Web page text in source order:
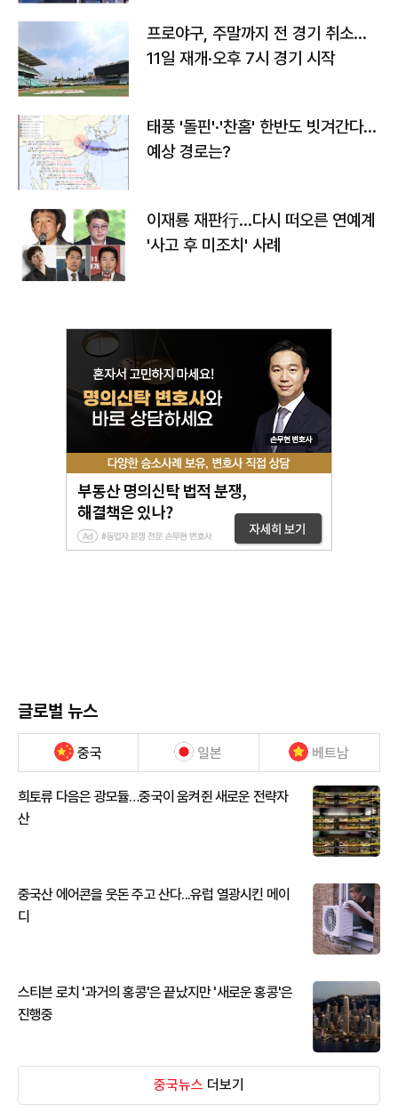
프로야구, 주말까지 전 경기 취소…
11일 재개·오후 7시 경기 시작
태풍 '돌핀'·'찬홈' 한반도 빗겨간다…
예상 경로는?
이재룡 재판行…다시 떠오른 연예계
'사고 후 미조치' 사례
글로벌 뉴스
중국 일본 베트남
희토류 다음은 광모듈…중국이 움켜쥔 새로운 전략자
산
중국산 에어콘을 웃돈 주고 산다...유럽 열광시킨 메이
디
스티븐 로치 '과거의 홍콩'은 끝났지만 '새로운 홍콩'은
진행중
중국뉴스 더보기